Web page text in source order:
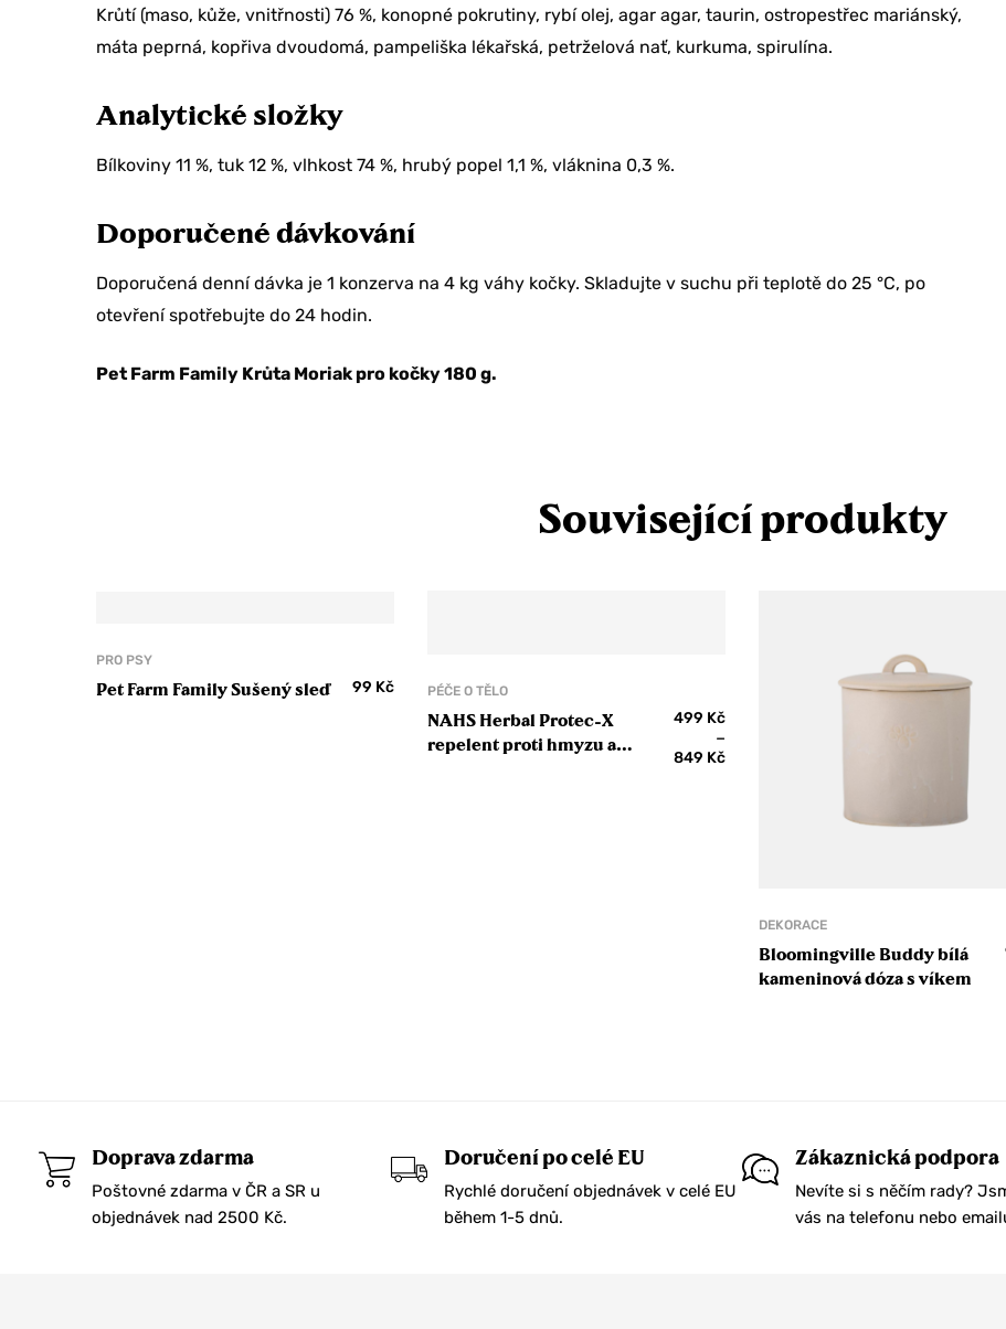
Krůtí (maso, kůže, vnitřnosti) 76 %, konopné pokrutiny, rybí olej, agar agar, taurin, ostropestřec mariánský,
máta peprná, kopřiva dvoudomá, pampeliška lékařská, petrželová nať, kurkuma, spirulína.
Analytické složky
Bílkoviny 11 %, tuk 12 %, vlhkost 74 %, hrubý popel 1,1 %, vláknina 0,3 %.
Doporučené dávkování
Doporučená denní dávka je 1 konzerva na 4 kg váhy kočky. Skladujte v suchu při teplotě do 25 °C, po
otevření spotřebujte do 24 hodin.
Pet Farm Family Krůta Moriak pro kočky 180 g.
Související produkty
PRO PSY
Pet Farm Family Sušený sleď 99 Kč PÉČE O TĚLO
NAHS Herbal Protec-X
repelent proti hmyzu a
499 Kč
–
849 Kč
DEKORACE
Bloomingville Buddy bílá
kameninová dóza s víkem
Doprava zdarma
Poštovné zdarma v ČR a SR u
objednávek nad 2500 Kč.
Doručení po celé EU
Rychlé doručení objednávek v celé EU
během 1-5 dnů.
Zákaznická podpora
Nevíte si s něčím rady?
vás na telefonu nebo